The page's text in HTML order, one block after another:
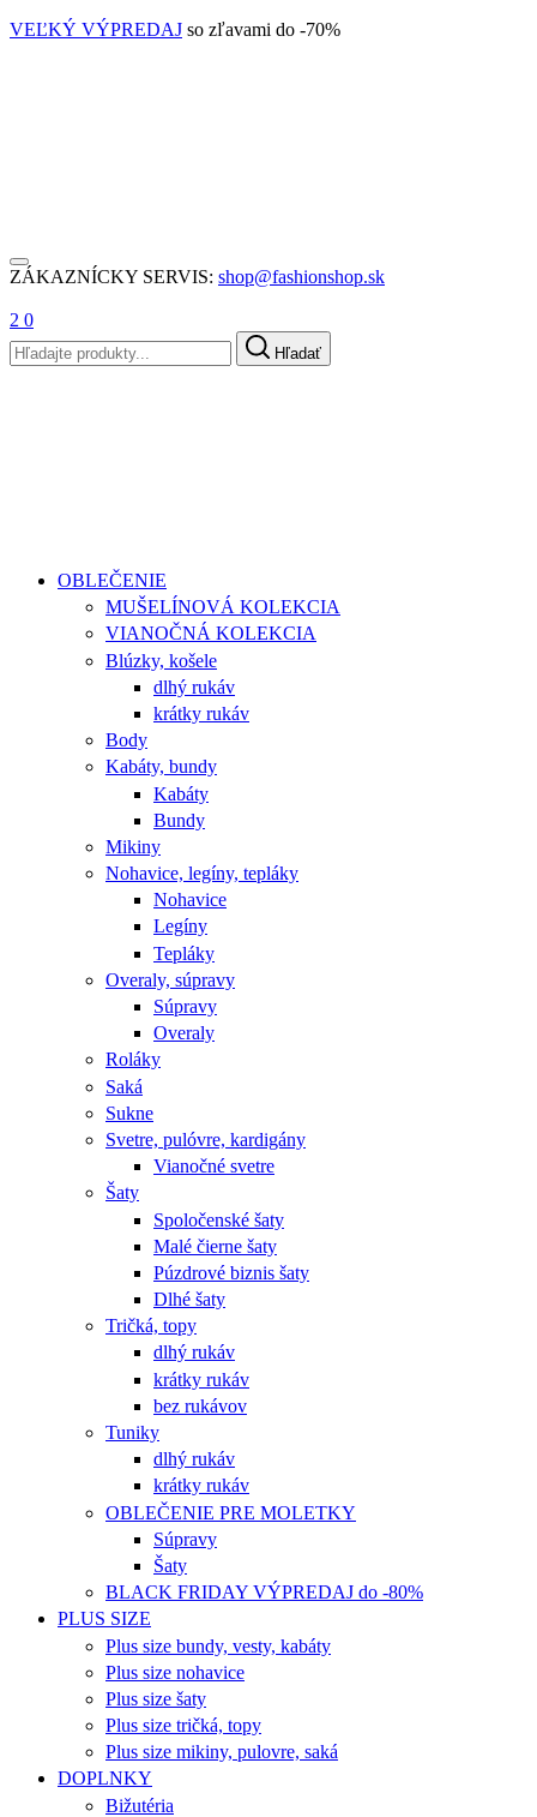
VEĽKÝ VÝPREDAJ so zľavami do -70%
ZÁKAZNÍCKY SERVIS: shop@fashionshop.sk
2 0
Hľadať
OBLEČENIE
MUŠELÍNOVÁ KOLEKCIA
VIANOČNÁ KOLEKCIA
Blúzky, košele
dlhý rukáv
krátky rukáv
Body
Kabáty, bundy
Kabáty
Bundy
Mikiny
Nohavice, legíny, tepláky
Nohavice
Legíny
Tepláky
Overaly, súpravy
Súpravy
Overaly
Roláky
Saká
Sukne
Svetre, pulóvre, kardigány
Vianočné svetre
Šaty
Spoločenské šaty
Malé čierne šaty
Púzdrové biznis šaty
Dlhé šaty
Tričká, topy
dlhý rukáv
krátky rukáv
bez rukávov
Tuniky
dlhý rukáv
krátky rukáv
OBLEČENIE PRE MOLETKY
Súpravy
Šaty
BLACK FRIDAY VÝPREDAJ do -80%
PLUS SIZE
Plus size bundy, vesty, kabáty
Plus size nohavice
Plus size šaty
Plus size tričká, topy
Plus size mikiny, pulovre, saká
DOPLNKY
Bižutéria